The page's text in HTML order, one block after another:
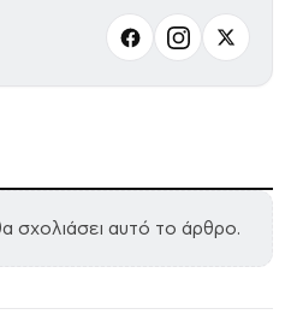
σχολιάσει αυτό το άρθρο.